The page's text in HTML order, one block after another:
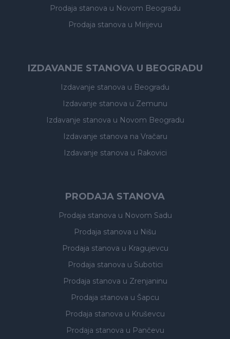
Prodaja stanova u Novom Beogradu
Prodaja stanova u Mirijevu
IZDAVANJE STANOVA U BEOGRADU
Izdavanje stanova u Beogradu
Izdavanje stanova u Zemunu
Izdavanje stanova u Novom Beogradu
Izdavanje stanova na Vračaru
Izdavanje stanova u Rakovici
PRODAJA STANOVA
Prodaja stanova u Novom Sadu
Prodaja stanova u Nišu
Prodaja stanova u Kragujevcu
Prodaja stanova u Subotici
Prodaja stanova u Zrenjaninu
Prodaja stanova u Šapcu
Prodaja stanova u Kruševcu
Prodaja stanova u Pančevu